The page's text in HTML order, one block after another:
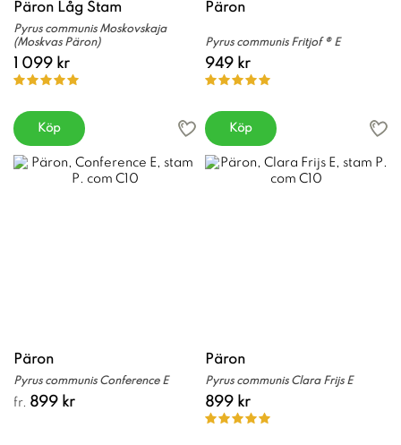
Päron Låg Stam
Pyrus communis Moskovskaja
(Moskvas Päron)
1 099 kr
Köp
Päron
Pyrus communis Fritjof ® E
949 kr
Köp
Päron
Pyrus communis Conference E
fr. 899 kr
Päron
Pyrus communis Clara Frijs E
899 kr